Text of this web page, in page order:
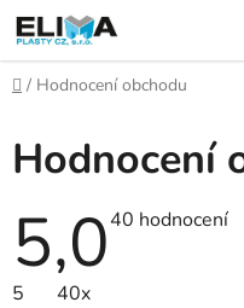
Přejít
na
obsah
Domů
/ Hodnocení obchodu
Hodnocení
5,0Průměrné
40 hodnocení
5
40x